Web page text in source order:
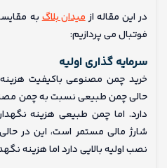
در این مقاله ازمیدان بلاگبه
فوتبال می پردازیم:
سرمایه‌ گذاری اولیه
خرید چمن مصنوعی باکیفیت
حالی چمن طبیعی نسبت به چمن
دارد. اما چمن طبیعی هزینه
شارژ مالی مستمر است، این در
نصب اولیه بالایی دارد اما هزینه